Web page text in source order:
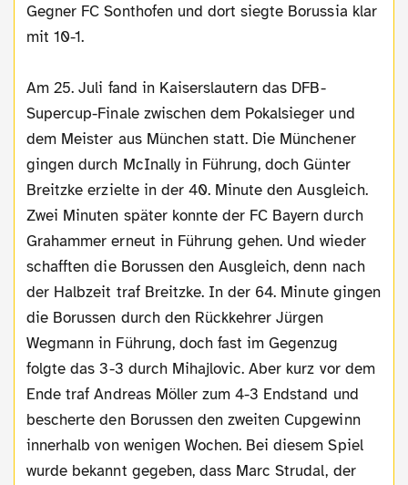
Gegner FC Sonthofen und dort siegte Borussia klar
mit 10-1.
Am 25. Juli fand in Kaiserslautern das DFB-
Supercup-Finale zwischen dem Pokalsieger und
dem Meister aus München statt. Die Münchener
gingen durch McInally in Führung, doch Günter
Breitzke erzielte in der 40. Minute den Ausgleich.
Zwei Minuten später konnte der FC Bayern durch
Grahammer erneut in Führung gehen. Und wieder
schafften die Borussen den Ausgleich, denn nach
der Halbzeit traf Breitzke. In der 64. Minute gingen
die Borussen durch den Rückkehrer Jürgen
Wegmann in Führung, doch fast im Gegenzug
folgte das 3-3 durch Mihajlovic. Aber kurz vor dem
Ende traf Andreas Möller zum 4-3 Endstand und
bescherte den Borussen den zweiten Cupgewinn
innerhalb von wenigen Wochen. Bei diesem Spiel
wurde bekannt gegeben, dass Marc Strudal, der